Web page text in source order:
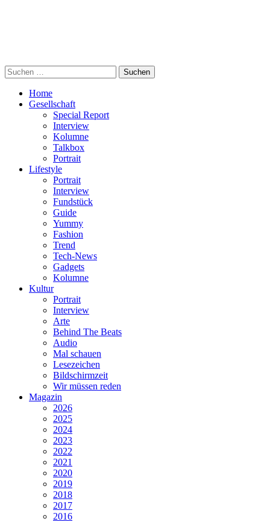
Suchen
nach:
Home
Gesellschaft
Special Report
Interview
Kolumne
Talkbox
Portrait
Lifestyle
Portrait
Interview
Fundstück
Guide
Yummy
Fashion
Trend
Tech-News
Gadgets
Kolumne
Kultur
Portrait
Interview
Arte
Behind The Beats
Audio
Mal schauen
Lesezeichen
Bildschirmzeit
Wir müssen reden
Magazin
2026
2025
2024
2023
2022
2021
2020
2019
2018
2017
2016